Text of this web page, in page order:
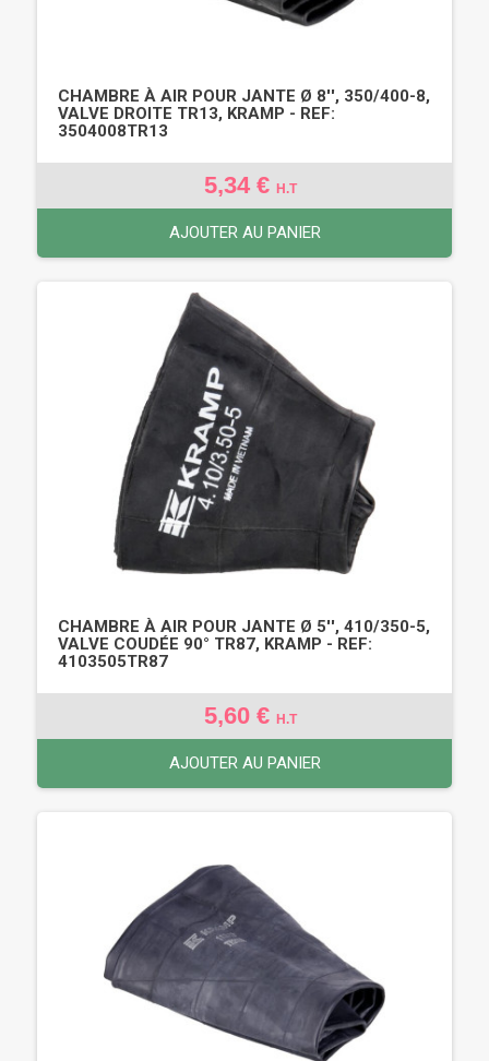
CHAMBRE À AIR POUR JANTE Ø 8'', 350/400-8,
VALVE DROITE TR13, KRAMP - REF:
3504008TR13
5,34 € H.T
AJOUTER AU PANIER
CHAMBRE À AIR POUR JANTE Ø 5'', 410/350-5,
VALVE COUDÉE 90° TR87, KRAMP - REF:
4103505TR87
5,60 € H.T
AJOUTER AU PANIER